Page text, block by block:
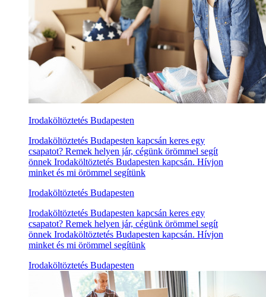
Irodaköltöztetés Budapesten
Irodaköltöztetés Budapesten kapcsán keres egy
csapatot? Remek helyen jár, cégünk örömmel segít
önnek Irodaköltöztetés Budapesten kapcsán. Hívjon
minket és mi örömmel segítünk
Irodaköltöztetés Budapesten
Irodaköltöztetés Budapesten kapcsán keres egy
csapatot? Remek helyen jár, cégünk örömmel segít
önnek Irodaköltöztetés Budapesten kapcsán. Hívjon
minket és mi örömmel segítünk
Irodaköltöztetés Budapesten